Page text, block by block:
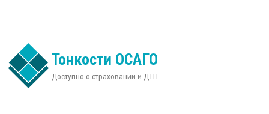
Тонкости ОСАГО
Доступно о страховании и ДТП